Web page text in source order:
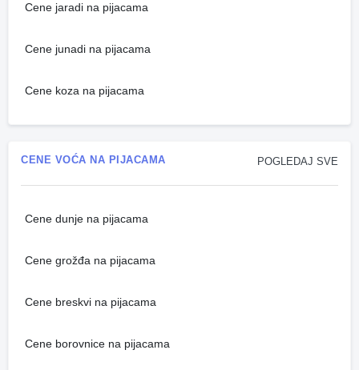
Cene jaradi na pijacama
Cene junadi na pijacama
Cene koza na pijacama
POGLEDAJ SVE
CENE VOĆA NA PIJACAMA
Cene dunje na pijacama
Cene grožđa na pijacama
Cene breskvi na pijacama
Cene borovnice na pijacama